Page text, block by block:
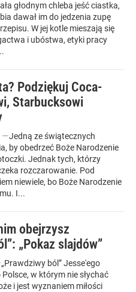
głodnym chleba jeść ciastka,
dawał im do jedzenia zupę
W jej kotle mieszają się
i ubóstwa, etyki pracy
Podziękuj Coca-
Starbucksowi
—Jedną ze świątecznych
by obedrzeć Boże Narodzenie
Jednak tych, którzy
rozczarowanie. Pod
niewiele, bo Boże Narodzenie
I...
obejrzysz
„Pokaz slajdów”
„Prawdziwy ból” Jesse'ego
w którym nie słychać
i jest wyznaniem miłości